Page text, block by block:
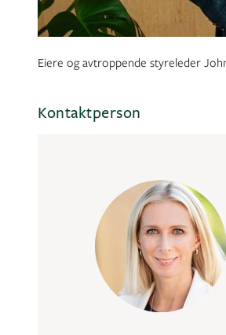
Eiere og avtroppende styreleder
Kontaktperson